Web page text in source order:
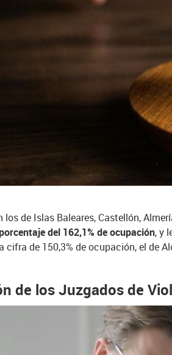
de Islas Baleares, Castellón,
del 162,1% de ocupación, y
de 150,3% de ocupación, el de
de los Juzgados de